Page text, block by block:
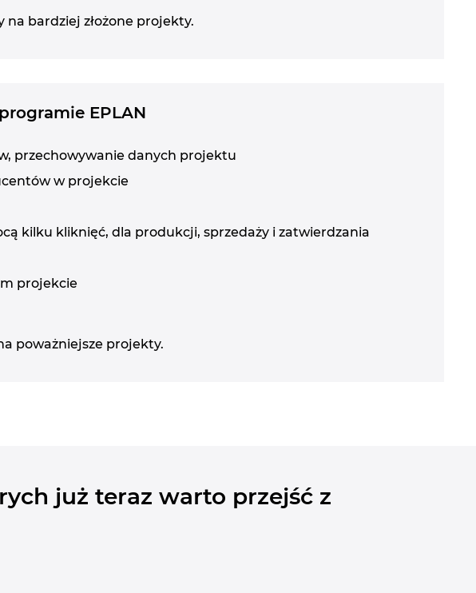
bardziej złożone projekty.
EPLAN
przechowywanie danych projektu
w projekcie
kilku kliknięć, dla produkcji, sprzedaży i zatwierdzania
projekcie
poważniejsze projekty.
już teraz warto przejść z